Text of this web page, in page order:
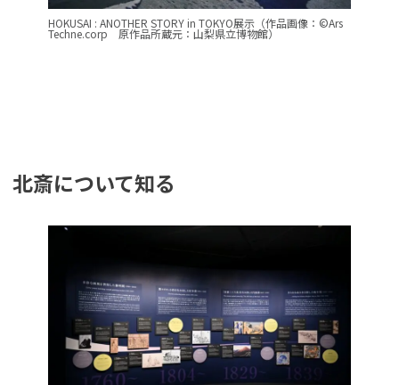
HOKUSAI : ANOTHER STORY in TOKYO展示（作品画像：©Ars
Techne.corp 原作品所蔵元：山梨県立博物館）
北斎について知る